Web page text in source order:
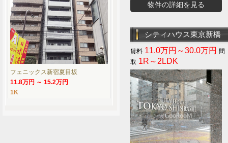
物件の詳細を見る
シティハウス東京新橋
11.0万円～30.0万円
1R～2LDK
フェニックス新宿夏目坂
11.8万円 ～ 15.2万円
1K